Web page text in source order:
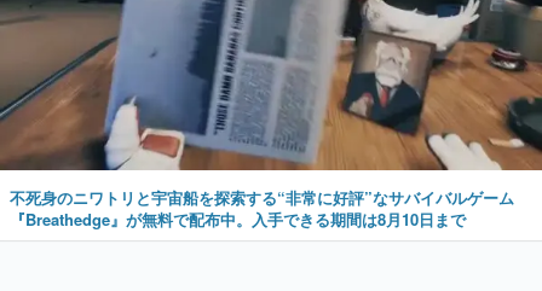
不死身のニワトリと宇宙船を探索する“非常に好評”なサバイバルゲーム
『Breathedge』が無料で配布中。入手できる期間は8月10日まで